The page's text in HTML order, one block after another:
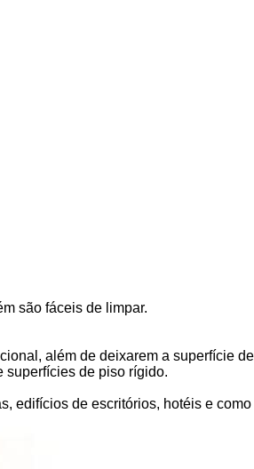
são fáceis de limpar.
além de deixarem a superfície
superfícies de piso rígido.
edifícios de escritórios, hotéis e